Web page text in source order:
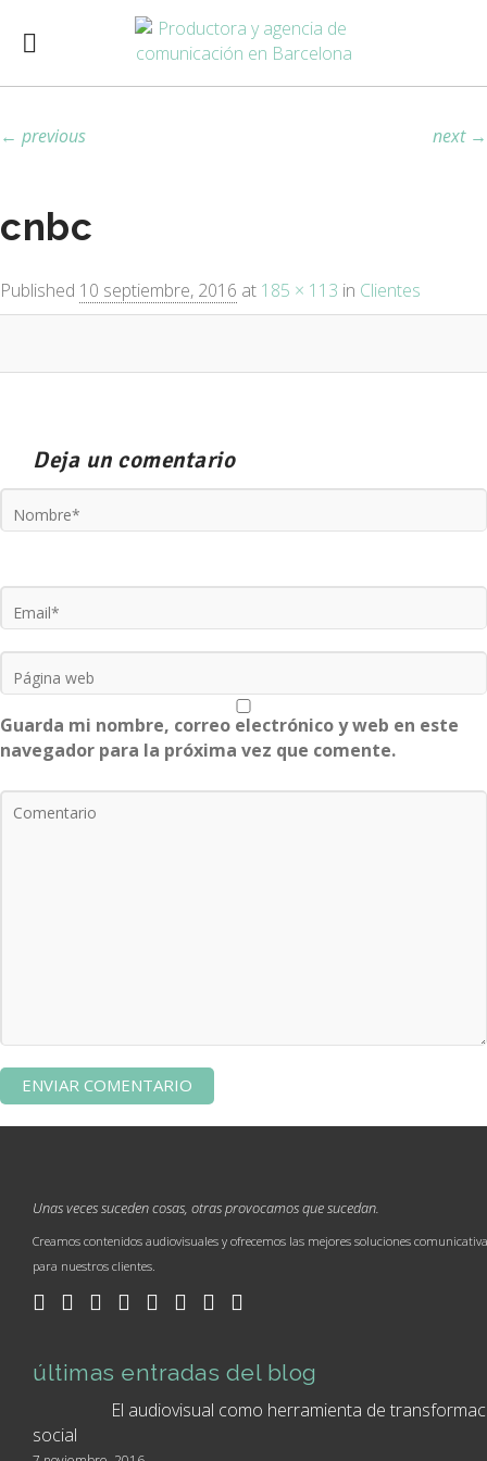
Image navigation
← previous next →
cnbc
Published 10 septiembre, 2016 at 185 × 113 in Clientes
Deja un comentario
Guarda mi nombre, correo electrónico y web en este
navegador para la próxima vez que comente.
Unas veces suceden cosas, otras provocamos que sucedan.
Creamos contenidos audiovisuales y ofrecemos las mejores soluciones
para nuestros clientes.
últimas entradas del blog
El audiovisual como herramienta de
social